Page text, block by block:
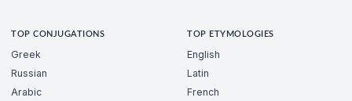
TOP CONJUGATIONS
Greek
Russian
Arabic
TOP ETYMOLOGIES
English
Latin
French